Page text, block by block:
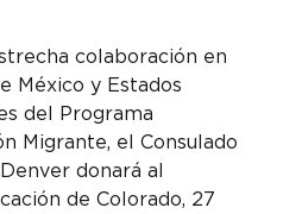
colaboración en
México y Estados
del Programa
Migrante, el Consulado
donará al
de Colorado, 27